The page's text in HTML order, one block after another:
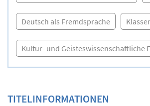
Deutsch als Fremdsprache
Kultur- und Geisteswissenschaftliche
TITELINFORMATIONEN